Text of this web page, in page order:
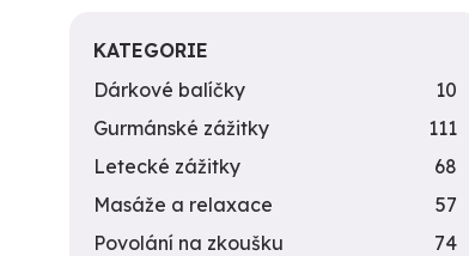
KATEGORIE
Dárkové balíčky
10
Gurmánské zážitky
111
Letecké zážitky
68
Masáže a relaxace
57
Povolání na zkoušku
74